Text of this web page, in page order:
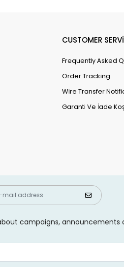
CUSTOMER
Frequently Asked
Order Tracking
Wire Transfer
Garanti Ve İade
campaigns, announcements